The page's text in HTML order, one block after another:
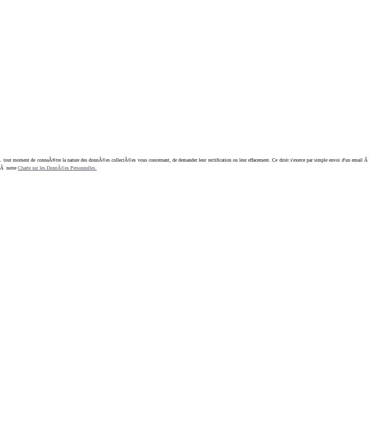
de connaÃ®tre la nature des donnÃ©es collectÃ©es vous concernant, de demander leur rectification ou leur effacement. Ce droit s'exerce par simple envoi d'un email Ã
Ã notre Charte sur les DonnÃ©es Personnelles.